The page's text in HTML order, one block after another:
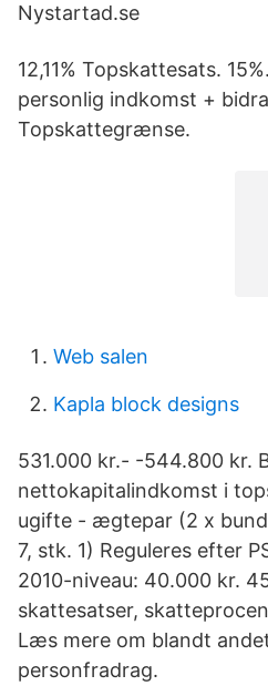
Nystartad.se
12,11% Topskattesats.
personlig indkomst +
Topskattegrænse.
Web salen
Kapla block designs
531.000 kr.- -544.800 kr.
nettokapitalindkomst i
ugifte - ægtepar (2 x
7, stk. 1) Reguleres efter
2010-niveau: 40.000 kr.
skattesatser,
Læs mere om blandt
personfradrag.